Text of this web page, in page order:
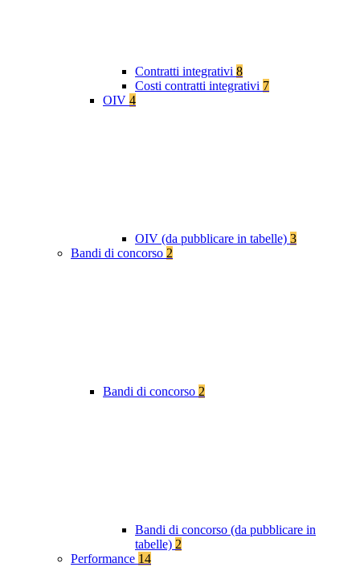
Contratti integrativi 8
Costi contratti integrativi 7
OIV 4
OIV (da pubblicare in tabelle) 3
Bandi di concorso 2
Bandi di concorso 2
Bandi di concorso (da pubblicare in
tabelle) 2
Performance 14